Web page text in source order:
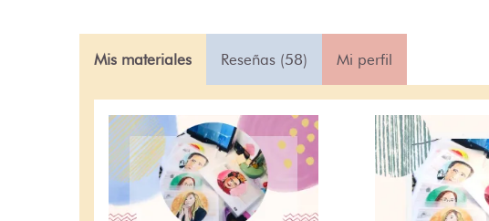
Mis materiales Reseñas (58) Mi perfil